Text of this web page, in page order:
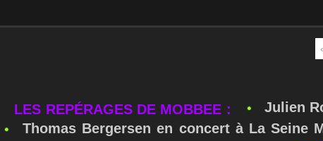
LES REPÉRAGES DE MOBBEE : Julien
Thomas Bergersen en concert à La Seine